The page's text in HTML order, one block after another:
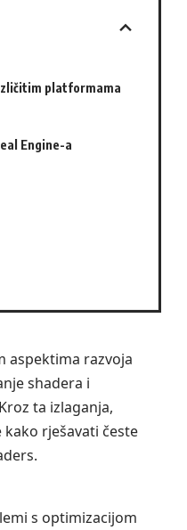
platformama
Engine-a
aspektima razvoja
shadera i
ta izlaganja,
rješavati česte
s optimizacijom